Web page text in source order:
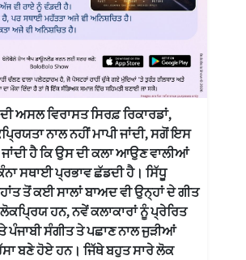
ਅਸਲ ਵਿਰਾਸਤ ਸਿਰਫ਼ ਰਿਕਾਰਡਾਂ,
ਨਾਲ ਨਹੀਂ ਮਾਪੀ ਜਾਂਦੀ, ਸਗੋਂ ਇਸ
ਜਾਂਦੀ ਹੈ ਕਿ ਉਸ ਦੀ ਕਲਾ ਆਉਣ ਵਾਲੀਆਂ
ਸਥਾਈ ਪ੍ਰਭਾਵ ਛੱਡਦੀ ਹੈ। ਸਿੱਧੂ
ਤੋਂ ਕਈ ਸਾਲਾਂ ਬਾਅਦ ਵੀ ਉਨ੍ਹਾਂ ਦੇ ਗੀਤ
ਹਨ, ਨਵੇਂ ਕਲਾਕਾਰਾਂ ਨੂੰ ਪ੍ਰੇਰਿਤ
ਸੰਗੀਤ ਤੇ ਪਛਾਣ ਨਾਲ ਜੁੜੀਆਂ
ਬਣੇ ਹੋਏ ਹਨ। ਜਿੱਥੇ ਬਹੁਤ ਸਾਰੇ ਲੋਕ